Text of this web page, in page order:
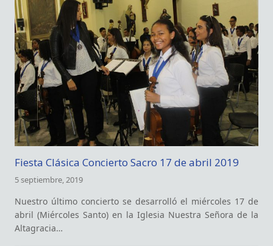
Fiesta Clásica Concierto Sacro 17 de abril 2019
5 septiembre, 2019
Nuestro último concierto se desarrolló el miércoles 17 de
abril (Miércoles Santo) en la Iglesia Nuestra Señora de la
Altagracia…